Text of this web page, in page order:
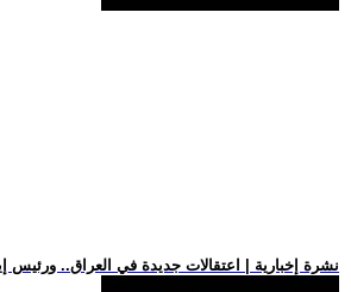
.. نشرة إخبارية | اعتقالات جديدة في العراق..